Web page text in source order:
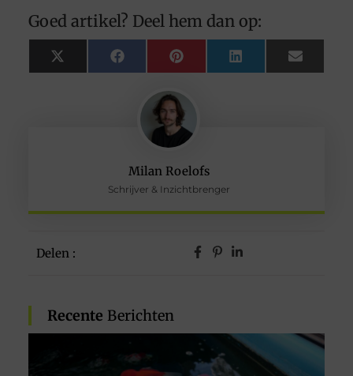
Milan Roelofs
Schrijver & Inzichtbrenger
Delen :
Recente Berichten
Goed artikel? Deel hem dan op:
X
(Twitter)
FacebookPinterest LinkedIn Email